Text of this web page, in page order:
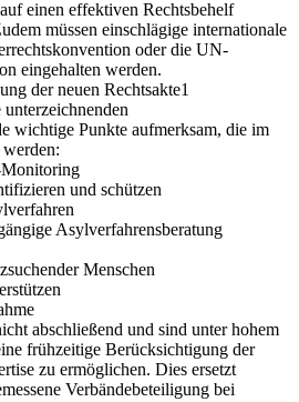
einen effektiven Rechtsbehelf
müssen einschlägige internationale
oder die UN-
eingehalten werden.
der neuen Rechtsakte1
wichtige Punkte aufmerksam, die im
Monitoring
und schützen
Asylverfahrensberatung
Menschen
abschließend und sind unter hohem
frühzeitige Berücksichtigung der
zu ermöglichen. Dies ersetzt
Verbändebeteiligung bei